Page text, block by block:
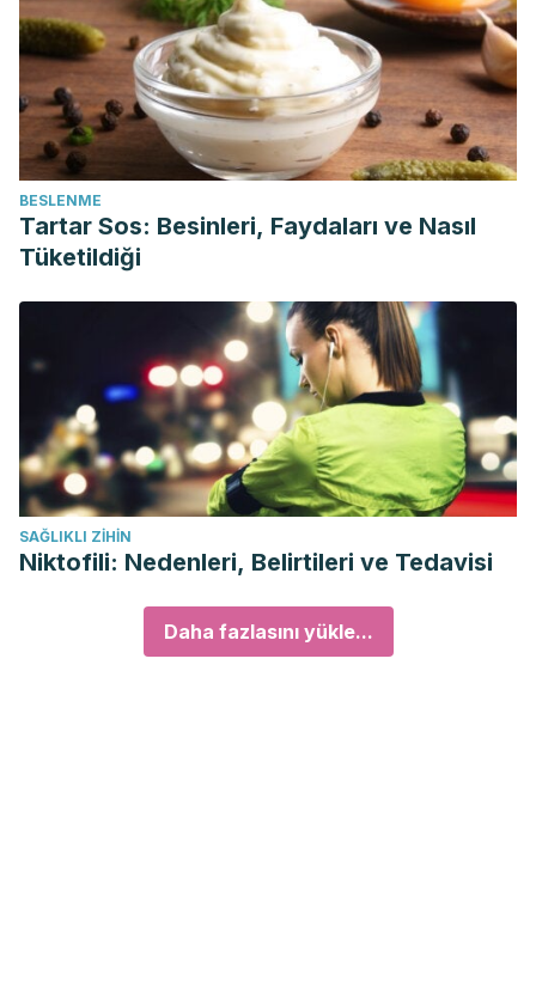
BESLENME
Tartar Sos: Besinleri, Faydaları ve Nasıl
Tüketildiği
SAĞLIKLI ZIHIN
Niktofili: Nedenleri, Belirtileri ve Tedavisi
Daha fazlasını yükle...